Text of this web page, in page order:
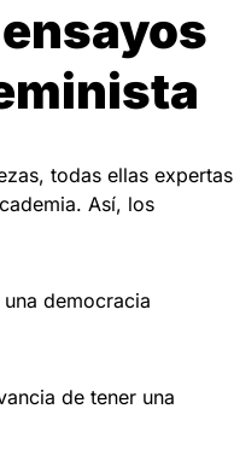
todas ellas expertas
Así, los
democracia
de tener una